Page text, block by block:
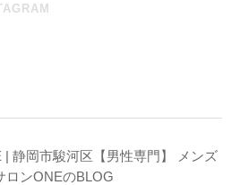
| 静岡市駿河区【男性専門】 メンズ
ロンONEのBLOG